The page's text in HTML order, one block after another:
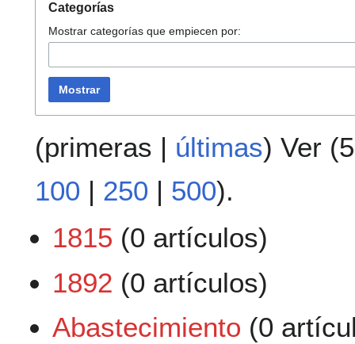
Categorías
Mostrar categorías que empiecen por:
Mostrar
(primeras | últimas) Ver (
100 | 250 | 500).
1815 (0 artículos)
1892 (0 artículos)
Abastecimiento (0